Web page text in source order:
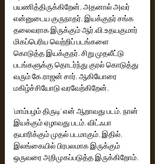
பயணித்திருக்கிறேன், அதனால் அவர்
என்னுடைய குருநாதர். இயக்குநர் சங்க
தலைவராக இருக்கும் ஆர்.வி.உதயகுமார்
மிகப்பெரிய வெற்றிப் படங்களை
கொடுத்த இயக்குநர். சிறு முதலீட்டு
படங்களுக்கு தொடர்ந்து குரல் கொடுத்து
வரும் கே.ராஜன் சார், ஆகியோரை
மகிழ்ச்சியோடு வரவேற்கிறேன்.
’மாம்பழம் திருடி’ என் ஆறாவது படம், நான்
இயக்கும் ஏழாவது படம், விட்ஃபா
தயாரிக்கும் முதல் படமாகும். இதில்,
இலங்கையில் பிரபலமாக இருக்கும்
ஒருவரை அறிமுகப்படுத்த இருக்கிறோம்.